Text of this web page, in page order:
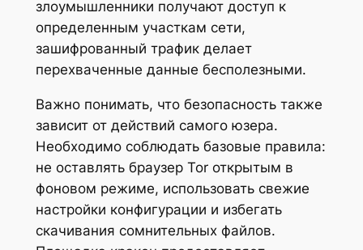
злоумышленники получают доступ к
определенным участкам сети,
зашифрованный трафик делает
перехваченные данные бесполезными.
Важно понимать, что безопасность также
зависит от действий самого юзера.
Необходимо соблюдать базовые правила:
не оставлять браузер Tor открытым в
фоновом режиме, использовать свежие
настройки конфигурации и избегать
скачивания сомнительных файлов.